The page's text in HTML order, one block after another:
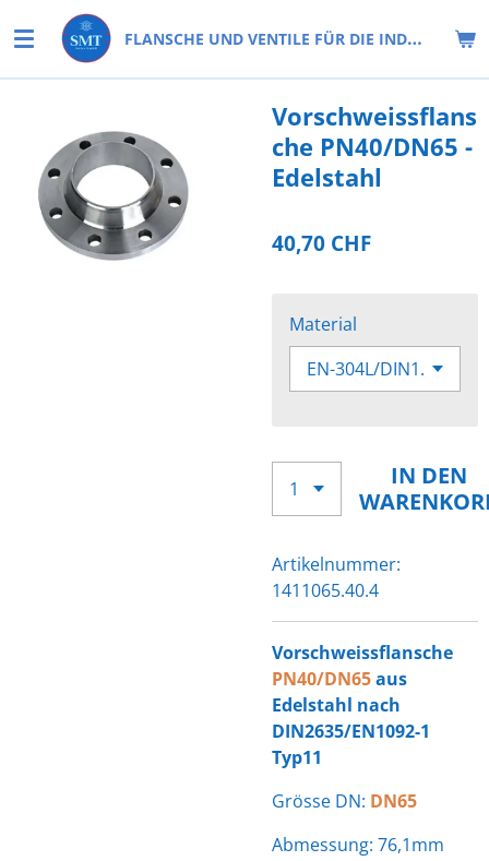
Hauptinhalt
springen
FLANSCHE UND VENTILE FÜR DIE INDUSTRIE
Vorschweissflans
che PN40/DN65 -
Edelstahl
40,70 CHF
Material
IN DEN
Artikelnummer:
1411065.40.4
Vorschweissflansche
PN40/DN65aus
Edelstahl nach
DIN2635/EN1092-1
Typ11
Grösse DN: DN65
Abmessung: 76,1mm